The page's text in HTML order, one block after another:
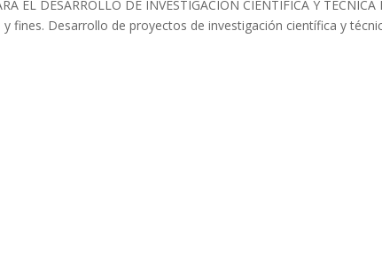
EL DESARROLLO DE INVESTIGACIÓN CIENTÍFICA Y TÉCNICA
y fines. Desarrollo de proyectos de investigación científica y